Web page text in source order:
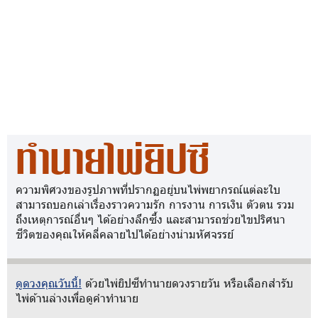
ทำนายไพ่ยิปซี
ความพิศวงของรูปภาพที่ปรากฏอยู่บนไพ่พยากรณ์แต่ละใบ
สามารถบอกเล่าเรื่องราวความรัก การงาน การเงิน ตัวตน รวม
ถึงเหตุการณ์อื่นๆ ได้อย่างลึกซึ้ง และสามารถช่วยไขปริศนา
ชีวิตของคุณให้คลี่คลายไปได้อย่างน่ามหัศจรรย์
ดูดวงคุณวันนี้! ด้วยไพ่ยิปซีทำนายดวงรายวัน หรือเลือกสำรับ
ไพ่ด้านล่างเพื่อดูคำทำนาย